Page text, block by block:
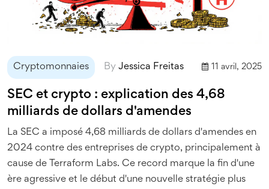
Cryptomonnaies By Jessica Freitas 11 avril, 2025
SEC et crypto : explication des 4,68
milliards de dollars d'amendes
La SEC a imposé 4,68 milliards de dollars d'amendes en
2024 contre des entreprises de crypto, principalement à
cause de Terraform Labs. Ce record marque la fin d'une
ère agressive et le début d'une nouvelle stratégie plus